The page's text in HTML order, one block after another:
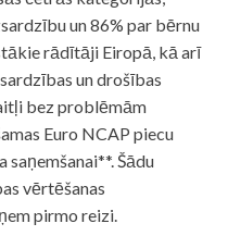
un 86% par bērnu
rādītāji Eiropā, kā arī
un drošības
bez problēmām
Euro NCAP piecu
Šādu
vērtēšanas
pirmo reizi.